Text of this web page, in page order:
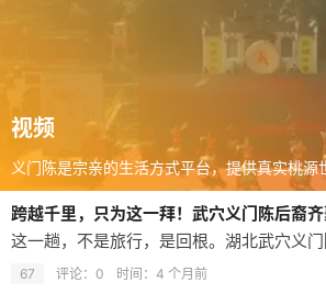
视频
跨越千里，只为这一拜！武穴义门陈后裔
67 评论：0 时间： 4 个月前